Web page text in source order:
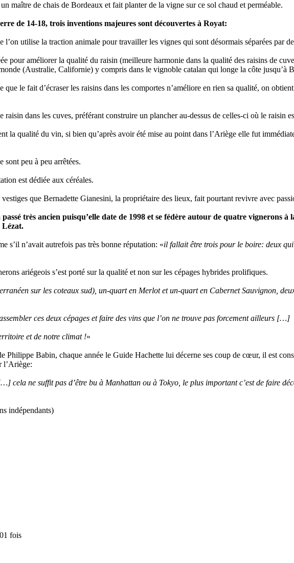
maître de chais de Bordeaux et fait planter de la vigne sur ce sol chaud et perméable.
de 14-18, trois inventions majeures sont découvertes à Royat:
utilise la traction animale pour travailler les vignes qui sont désormais séparées par
pour améliorer la qualité du raisin (meilleure harmonie dans la qualité des raisins de
(Australie, Californie) y compris dans le vignoble catalan qui longe la côte jusqu’à
le fait d’écraser les raisins dans les comportes n’améliore en rien sa qualité, on
raisin dans les cuves, préférant construire un plancher au-dessus de celles-ci où le raisin
la qualité du vin, si bien qu’après avoir été mise au point dans l’Ariège elle fut
sont peu à peu arrêtées.
est dédiée aux céréales.
que Bernadette Gianesini, la propriétaire des lieux, fait pourtant revivre avec
très ancien puisqu’elle date de 1998 et se fédère autour de quatre vignerons
Lézat.
s’il n’avait autrefois pas très bonne réputation: «il fallait être trois pour le boire: deux
ariégeois s’est porté sur la qualité et non sur les cépages hybrides prolifiques.
sur les coteaux sud), un-quart en Merlot et un-quart en Cabernet Sauvignon,
ces deux cépages et faire des vins que l’on ne trouve pas forcement ailleurs […]
et de notre climat !»
Babin, chaque année le Guide Hachette lui décerne ses coup de cœur, il est
l’Ariège:
cela ne suffit pas d’être bu à Manhattan ou à Tokyo, le plus important c’est de faire
indépendants)
fois